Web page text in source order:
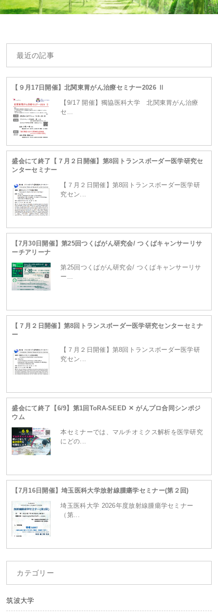
/home/ganpro/kanto-
ganpro.net/public_html/wordpress/wp-
content/themes/site/header.phpon line229
Warning: Attempt to read property "term_id" on
null in/home/ganpro/kanto-
content/themes/site/header.php on line230
最近の記事
【９月17日開催】北関東胃がん治療セミナー2026 Ⅱ
【9/17 開催】獨協医科大学 北関東胃がん治療
セ...
盛会にて終了【７月２日開催】第8回トランスボーダー医学研究セ
ンターセミナー
【７月２日開催】第8回トランスボーダー医学研
究セン...
【7月30日開催】第25回つくばがん研究会/ つくばキャンサーリサ
ーチアリーナ
第25回つくばがん研究会/ つくばキャンサーリサ
ー...
【７月２日開催】第8回トランスボーダー医学研究センターセミナ
ー
【７月２日開催】第8回トランスボーダー医学研
究セン...
盛会にて終了【6/9】第1回ToRA-SEED ✕ がんプロ合同シンポジ
ウム
本セミナーでは、マルチオミクス解析を医学研究
にどの...
【7月16日開催】埼玉医科大学放射線腫瘍学セミナー(第２回)
埼玉医科大学 2026年度放射線腫瘍学セミナー
（第...
カテゴリー
筑波大学